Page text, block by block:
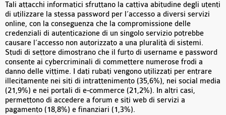
Tali attacchi informatici sfruttano la cattiva abitudine degli utenti
di utilizzare la stessa password per l’accesso a diversi servizi
online, con la conseguenza che la compromissione delle
credenziali di autenticazione di un singolo servizio potrebbe
causare l’accesso non autorizzato a una pluralità di sistemi.
Studi di settore dimostrano che il furto di username e password
consente ai cybercriminali di commettere numerose frodi a
danno delle vittime. I dati rubati vengono utilizzati per entrare
illecitamente nei siti di intrattenimento (35,6%), nei social media
(21,9%) e nei portali di e-commerce (21,2%). In altri casi,
permettono di accedere a forum e siti web di servizi a
pagamento (18,8%) e finanziari (1,3%).